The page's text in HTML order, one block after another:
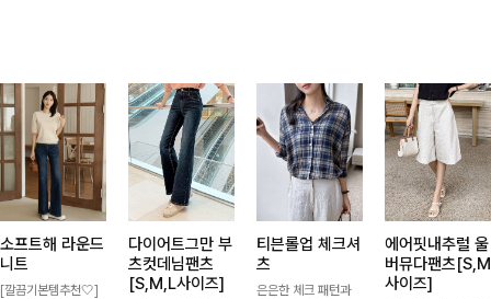
소프트해 라운드
니트
[깔끔기본템추천🤍]
다이어트그만 부
츠컷데님팬츠
[S,M,L사이즈]
티븐롤업 체크셔
츠
은은한 체크 패턴과
에어핏내추럴 울
버뮤다팬츠[S,M
사이즈]